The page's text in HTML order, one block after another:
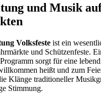
und Musik
Volksfeste ist ein
und Schützenfeste.
sorgt für eine
heißt und zum
Klänge traditioneller
Stimmung.